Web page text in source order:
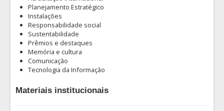
Planejamento Estratégico
Instalações
Responsabilidade social
Sustentabilidade
Prêmios e destaques
Memória e cultura
Comunicação
Tecnologia da Informação
Materiais institucionais